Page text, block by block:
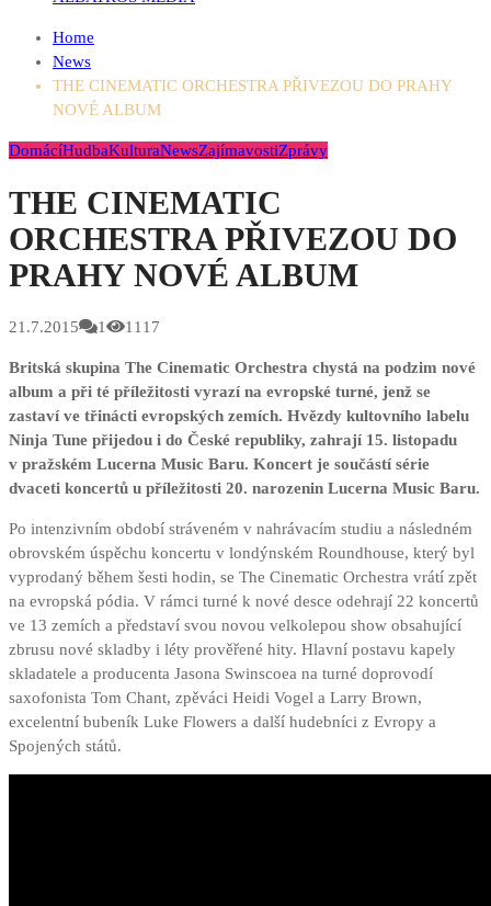
Home
News
THE CINEMATIC ORCHESTRA PŘIVEZOU DO PRAHY
NOVÉ ALBUM
DomácíHudbaKulturaNewsZajímavostiZprávy
THE CINEMATIC
ORCHESTRA PŘIVEZOU DO
PRAHY NOVÉ ALBUM
21.7.2015 1 1117
Britská skupina The Cinematic Orchestra chystá na podzim nové
album a při té příležitosti vyrazí na evropské turné, jenž se
zastaví ve třinácti evropských zemích. Hvězdy kultovního labelu
Ninja Tune přijedou i do České republiky, zahrají 15. listopadu
v pražském Lucerna Music Baru. Koncert je součástí série
dvaceti koncertů u příležitosti 20. narozenin Lucerna Music Baru.
Po intenzivním období stráveném v nahrávacím studiu a následném
obrovském úspěchu koncertu v londýnském Roundhouse, který byl
vyprodaný během šesti hodin, se The Cinematic Orchestra vrátí zpět
na evropská pódia. V rámci turné k nové desce odehrají 22 koncertů
ve 13 zemích a představí svou novou velkolepou show obsahující
zbrusu nové skladby i léty prověřené hity. Hlavní postavu kapely
skladatele a producenta Jasona Swinscoea na turné doprovodí
saxofonista Tom Chant, zpěváci Heidi Vogel a Larry Brown,
excelentní bubeník Luke Flowers a další hudebníci z Evropy a
Spojených států.